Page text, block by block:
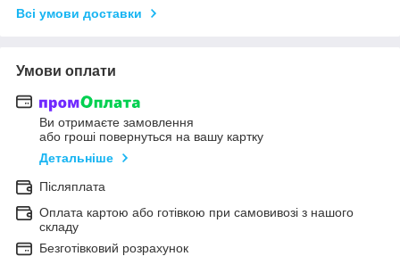
Всі умови доставки
Умови оплати
Ви отримаєте замовлення
або гроші повернуться на вашу картку
Детальніше
Післяплата
Оплата картою або готівкою при самовивозі з нашого
складу
Безготівковий розрахунок